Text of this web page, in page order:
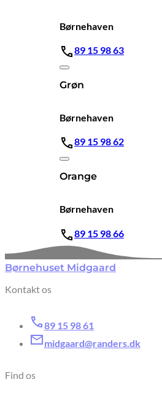
Børnehaven
89 15 98 63
Grøn
Børnehaven
89 15 98 62
Orange
Børnehaven
89 15 98 66
Børnehuset Midgaard
Kontakt os
89 15 98 61
midgaard@randers.dk
Find os